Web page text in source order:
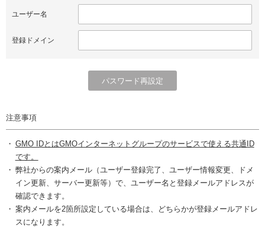
ユーザー名
登録ドメイン
注意事項
GMO IDとはGMOインターネットグループのサービスで使える共通ID
です。
弊社からの案内メール（ユーザー登録完了、ユーザー情報変更、ドメ
イン更新、サーバー更新等）で、ユーザー名と登録メールアドレスが
確認できます。
案内メールを2箇所設定している場合は、どちらかが登録メールアドレ
スになります。